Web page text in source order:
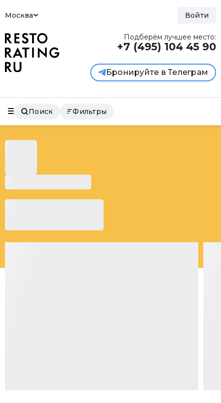
Москва Войти
Подберём лучшее место:
+7 (495) 104 45 90
Бронируйте в Телеграм
Поиск Фильтры